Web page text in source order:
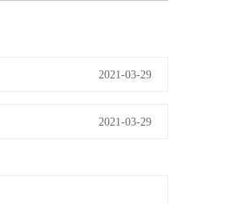
2021-03-29
2021-03-29